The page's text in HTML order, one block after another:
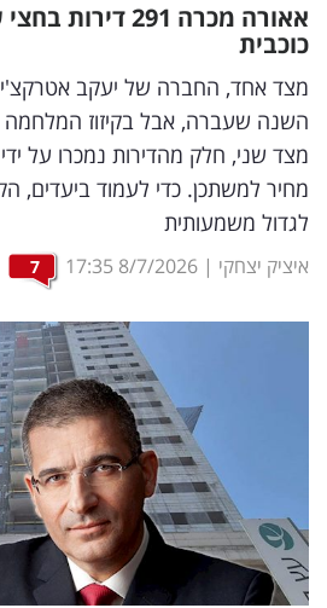
דיגיטל
וטק
שיווק
ופרסום
משפט
מדדים
ומחקרים
קריפטו
ויראלי
אאורה מכרה 291
כוכבית
מצד אחד, החברה של יעקב אטרקצ'י
השנה שעברה, אבל בקיזוז המלחמה
מצד שני, חלק מהדירות נמכרו על
מחיר למשתכן. כדי לעמוד ביעדים,
לגדול משמעותית
איציק יצחקי |
8/7/2026
17:35
7